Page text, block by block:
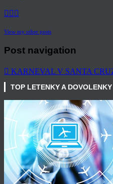
View my other posts
Post navigation
KARNEVAL V SANTA
TOP LETENKY A DOVOLENKY